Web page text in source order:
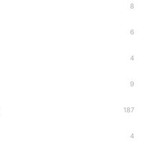
8
6
4
9
187
4